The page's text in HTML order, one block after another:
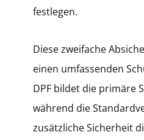
festlegen.
Diese zweifache
einen umfassenden
DPF bildet die primäre
während die
zusätzliche Sicherheit